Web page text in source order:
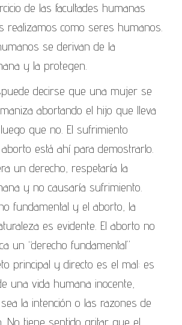
de las facultades humanas
realizamos como seres humanos.
se derivan de la
y la protegen.
decirse que una mujer se
abortando el hijo que lleva
que no. El sufrimiento
está ahí para demostrarlo.
un derecho, respetaría la
y no causaría sufrimiento.
fundamental y el aborto, la
es evidente. El aborto no
un “derecho fundamental”
principal y directo es el mal: es
una vida humana inocente,
la intención o las razones de
No tiene sentido gritar que el